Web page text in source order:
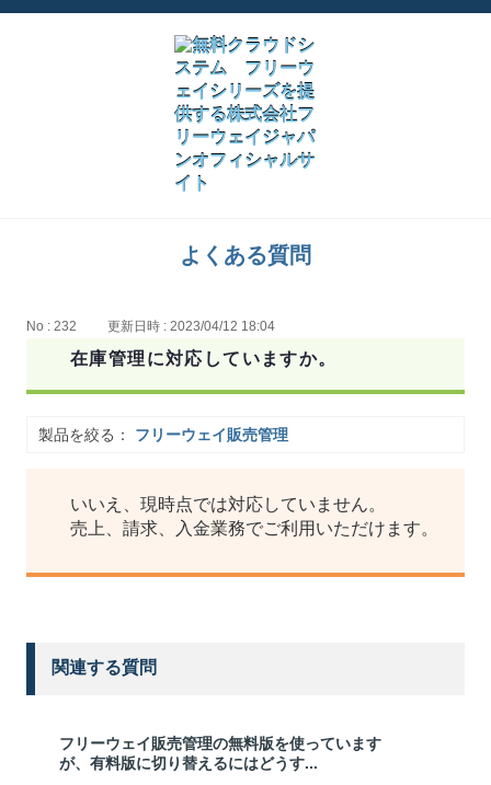
よくある質問
No : 232 更新日時 : 2023/04/12 18:04
在庫管理に対応していますか。
製品を絞る： フリーウェイ販売管理
いいえ、現時点では対応していません。
売上、請求、入金業務でご利用いただけます。
関連する質問
フリーウェイ販売管理の無料版を使っています
が、有料版に切り替えるにはどうす...